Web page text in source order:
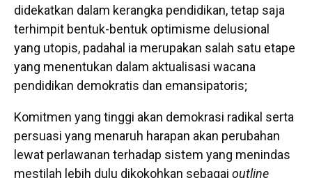
didekatkan dalam kerangka pendidikan, tetap saja
terhimpit bentuk-bentuk optimisme delusional
yang utopis, padahal ia merupakan salah satu etape
yang menentukan dalam aktualisasi wacana
pendidikan demokratis dan emansipatoris;
Komitmen yang tinggi akan demokrasi radikal serta
persuasi yang menaruh harapan akan perubahan
lewat perlawanan terhadap sistem yang menindas
mestilah lebih dulu dikokohkan sebagai outline